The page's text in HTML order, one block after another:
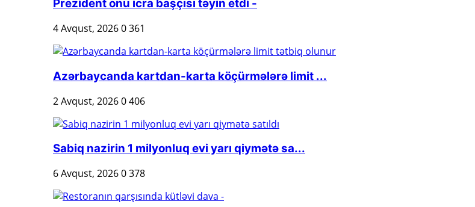
Prezident onu icra başçısı təyin etdi -
4 Avqust, 20260361
Azərbaycanda kartdan-karta köçürmələrə limit ...
2 Avqust, 20260406
Sabiq nazirin 1 milyonluq evi yarı qiymətə sa...
6 Avqust, 20260378